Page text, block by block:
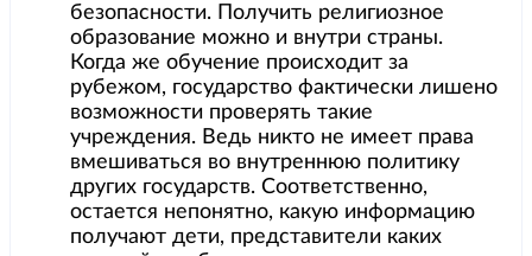
безопасности. Получить религиозное
образование можно и внутри страны.
Когда же обучение происходит за
рубежом, государство фактически лишено
возможности проверять такие
учреждения. Ведь никто не имеет права
вмешиваться во внутреннюю политику
других государств. Соответственно,
остается непонятно, какую информацию
получают дети, представители каких